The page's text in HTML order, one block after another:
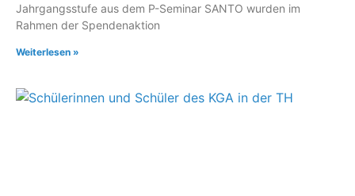
Jahrgangsstufe aus dem P-Seminar SANTO wurden im
Rahmen der Spendenaktion
Weiterlesen »